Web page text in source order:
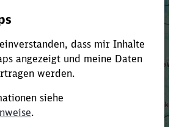
Ladezeit, indem du Suchbegriffe
Filter hinzufügst.